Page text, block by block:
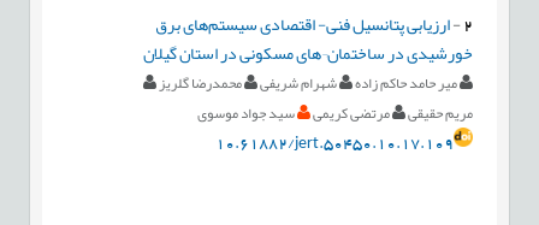
2
-ارزیابی پتانسیل فنی- اقتصادی سیستم‌های برق
خورشیدی در ساختمان¬های مسکونی در استان گیلان
میر حامد حاکم زاده شهرام شریفی
محمدرضا گلریز
مریم حقیقی
مرتضی کریمی سید جواد موسوی
10.61882/jert.50450.10.17.109